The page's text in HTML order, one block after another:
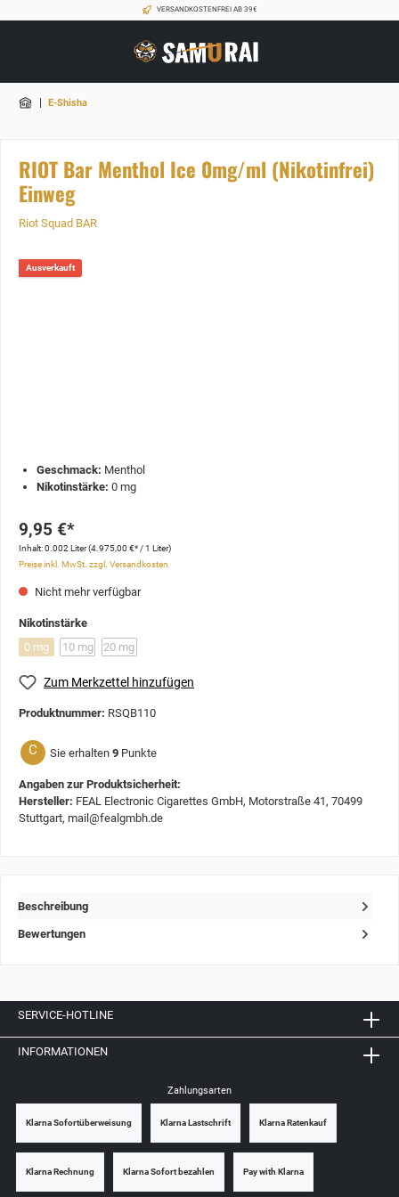
VERSANDKOSTENFREI AB 39€
| E-Shisha
RIOT Bar Menthol Ice 0mg/ml (Nikotinfrei)
Einweg
Riot Squad BAR
Ausverkauft
Geschmack: Menthol
Nikotinstärke: 0 mg
9,95 €*
Inhalt:0.002 Liter(4.975,00 €* / 1 Liter)
Preise inkl. MwSt. zzgl. Versandkosten
Nicht mehr verfügbar
Nikotinstärke
0 mg
10 mg 20 mg
Zum Merkzettel hinzufügen
Produktnummer: RSQB110
C Sie erhalten 9 Punkte
Angaben zur Produktsicherheit:
Hersteller: FEAL Electronic Cigarettes GmbH, Motorstraße 41, 70499
Stuttgart, mail@fealgmbh.de
Beschreibung
Bewertungen
SERVICE-HOTLINE
INFORMATIONEN
Zahlungsarten
Klarna Sofortüberweisung Klarna Lastschrift Klarna Ratenkauf
Klarna Rechnung Klarna Sofort bezahlen Pay with Klarna